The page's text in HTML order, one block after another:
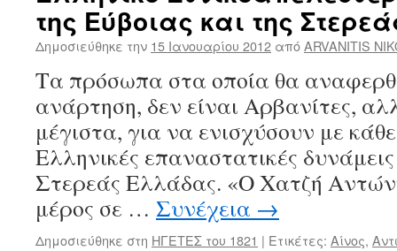
της Εύβοιας και της
Δημοσιεύθηκε την 15 Ιανουαρίου 2012 απόARVANITIS
Τα πρόσωπα στα οποία θα
ανάρτηση, δεν είναι Αρβανίτες,
μέγιστα, για να ενισχύσουν με
Ελληνικές επαναστατικές
Στερεάς Ελλάδας. «Ο Χατζή
μέρος σε … Συνέχεια →
Δημοσιεύθηκε στη ΗΓΕΤΕΣ του 1821 | Ετικέτες: Αίνος,